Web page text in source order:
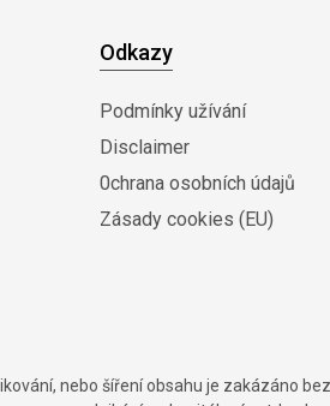
Odkazy
Podmínky užívání
Disclaimer
0chrana osobních údajů
Zásady cookies (EU)
nebo šíření obsahu je zakázáno